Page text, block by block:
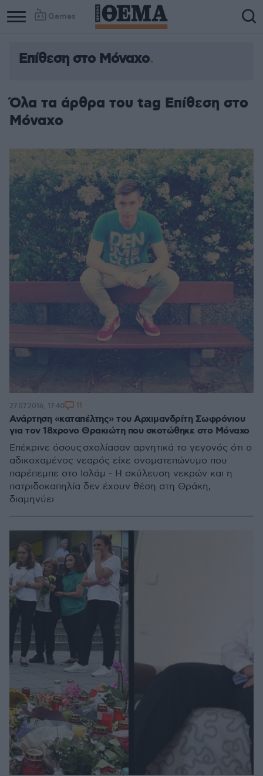
Games
Επίθεση στο Μόναχο
Όλα τα άρθρα του tag Επίθεση στο
Μόναχο
Ανάρτηση «καταπέλτης» του Αρχιμανδρίτη Σωφρόνιου
για τον 18χρονο Θρακιώτη που σκοτώθηκε στο Μόναχο
Επέκρινε όσους σχολίασαν αρνητικά το γεγονός ότι ο
αδικοχαμένος νεαρός είχε ονοματεπώνυμο που
παρέπεμπε στο Ισλάμ - Η σκύλευση νεκρών και η
πατριδοκαπηλία δεν έχουν θέση στη Θράκη,
διαμηνύει
27.07.2016, 17:40 11